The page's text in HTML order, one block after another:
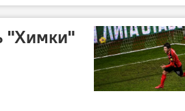
"Химки"